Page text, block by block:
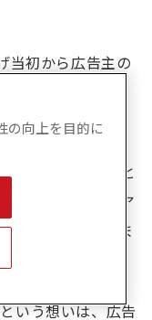
当初から広告主の
分たちのゴールと
伴走型のメディア
たいと考えていま
いう想いは、広告
の向上を目的に